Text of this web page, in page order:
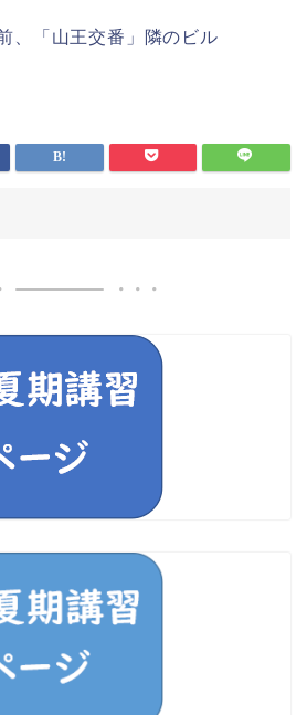
、「山王交番」隣のビル